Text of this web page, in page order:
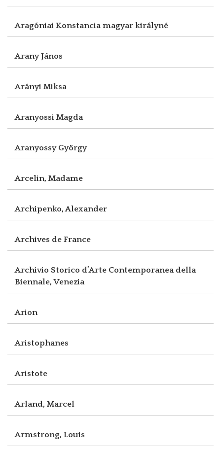
Aragóniai Konstancia magyar királyné
Arany János
Arányi Miksa
Aranyossi Magda
Aranyossy György
Arcelin, Madame
Archipenko, Alexander
Archives de France
Archivio Storico d’Arte Contemporanea della
Biennale, Venezia
Arion
Aristophanes
Aristote
Arland, Marcel
Armstrong, Louis